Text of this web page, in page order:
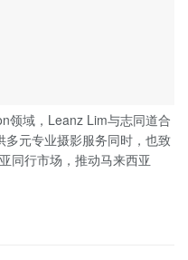
领域，Leanz Lim与志同道合
多元专业摄影服务同时，也致
同行市场，推动马来西亚